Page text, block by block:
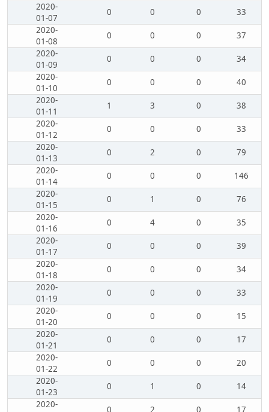
2020-
01-07
0 0 0
33
2020-
01-08
0 0 0
37
2020-
01-09
0 0 0
34
2020-
01-10
0 0 0
40
2020-
01-11
1 3 0
38
2020-
01-12
0 0 0
33
2020-
01-13
0 2 0
79
2020-
01-14
0 0 0
146
2020-
01-15
0 1 0
76
2020-
01-16
0 4 0
35
2020-
01-17
0 0 0
39
2020-
01-18
0 0 0
34
2020-
01-19
0 0 0
33
2020-
01-20
0 0 0
15
2020-
01-21
0 0 0
17
2020-
01-22
0 0 0
20
2020-
01-23
0 1 0
14
2020-
0 2 0
17